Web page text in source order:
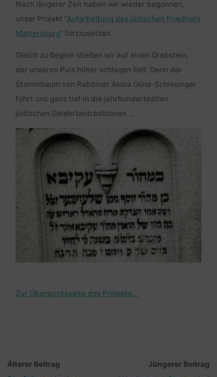
Nach längerer Zeit haben wir wieder begonnen,
unser Projekt “Aufarbeitung des jüdischen Friedhofs
Mattersburg” fortzusetzen.
Gleich zu Beginn stießen wir auf einen Grabstein,
der unseren Puls höher schlagen ließ. Denn der
Stammbaum von Rabbiner Akiba Güns-Schlesinger
führt uns ganz tief in die jahrhundertealten
jüdischen Gelehrtentraditionen …
Zur Übersichtsseite des Projekts…
Älterer Beitrag Jüngerer Beitrag